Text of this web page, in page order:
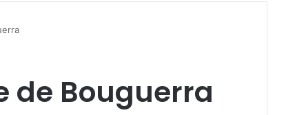
de Bouguerra